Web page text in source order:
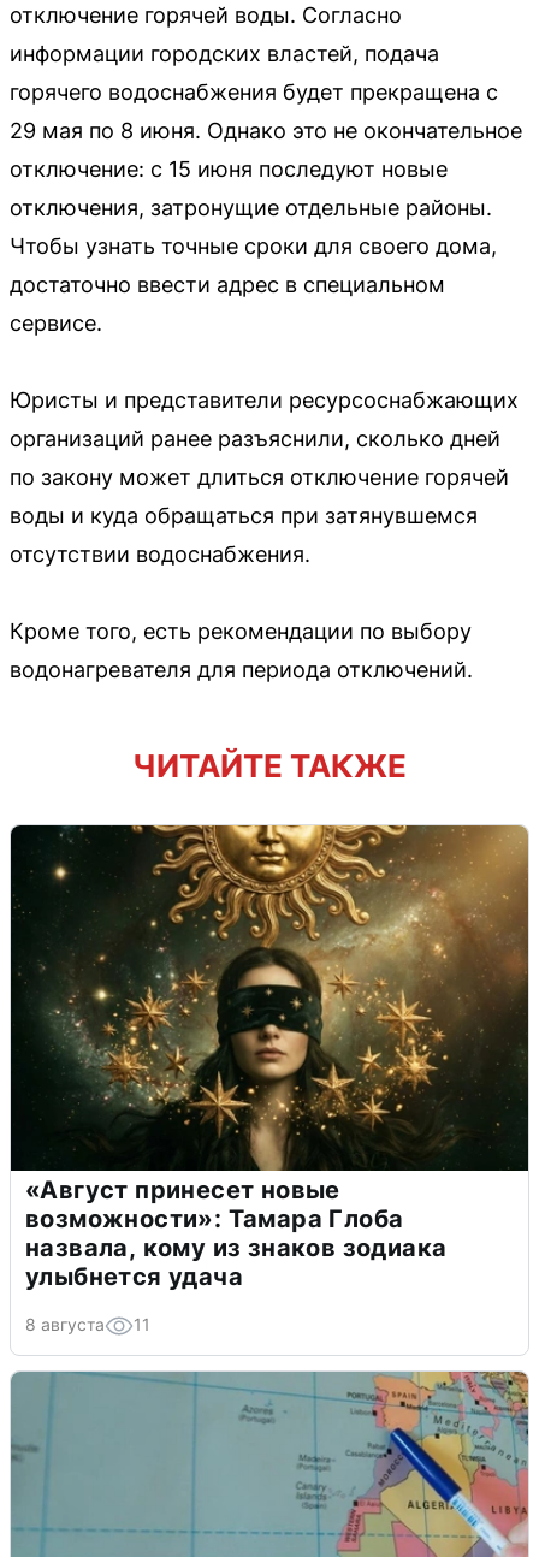
отключение горячей воды. Согласно
информации городских властей, подача
горячего водоснабжения будет прекращена с
29 мая по 8 июня. Однако это не окончательное
отключение: с 15 июня последуют новые
отключения, затронущие отдельные районы.
Чтобы узнать точные сроки для своего дома,
достаточно ввести адрес в специальном
сервисе.
Юристы и представители ресурсоснабжающих
организаций ранее разъяснили, сколько дней
по закону может длиться отключение горячей
воды и куда обращаться при затянувшемся
отсутствии водоснабжения.
Кроме того, есть рекомендации по выбору
водонагревателя для периода отключений.
ЧИТАЙТЕ ТАКЖЕ
«Август принесет новые
возможности»: Тамара Глоба
назвала, кому из знаков зодиака
улыбнется удача
8 августа 11